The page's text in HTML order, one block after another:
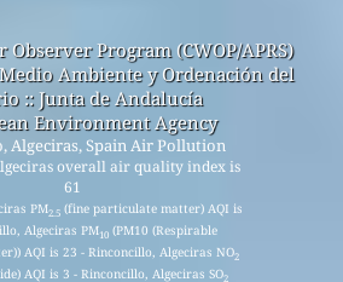
Observer Program (CWOP/APRS)
Ambiente y Ordenación del
:: Junta de Andalucía
Environment Agency
Algeciras, Spain Air Pollution
overall air quality index is
61
PM2.5(fine particulate matter) AQI is
Algeciras PM10(PM10 (Respirable
AQI is 23 - Rinconcillo, Algeciras NO2
AQI is 3 - Rinconcillo, Algeciras SO2